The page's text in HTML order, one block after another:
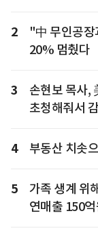
2
"中 무인공
20% 멈췄다
3
손현보 목사,
초청해줘서
4 부동산 치솟
5
가족 생계 위
연매출 150